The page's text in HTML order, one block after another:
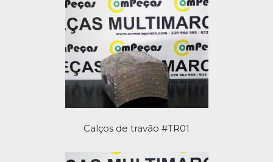
Calços de travão #TR01